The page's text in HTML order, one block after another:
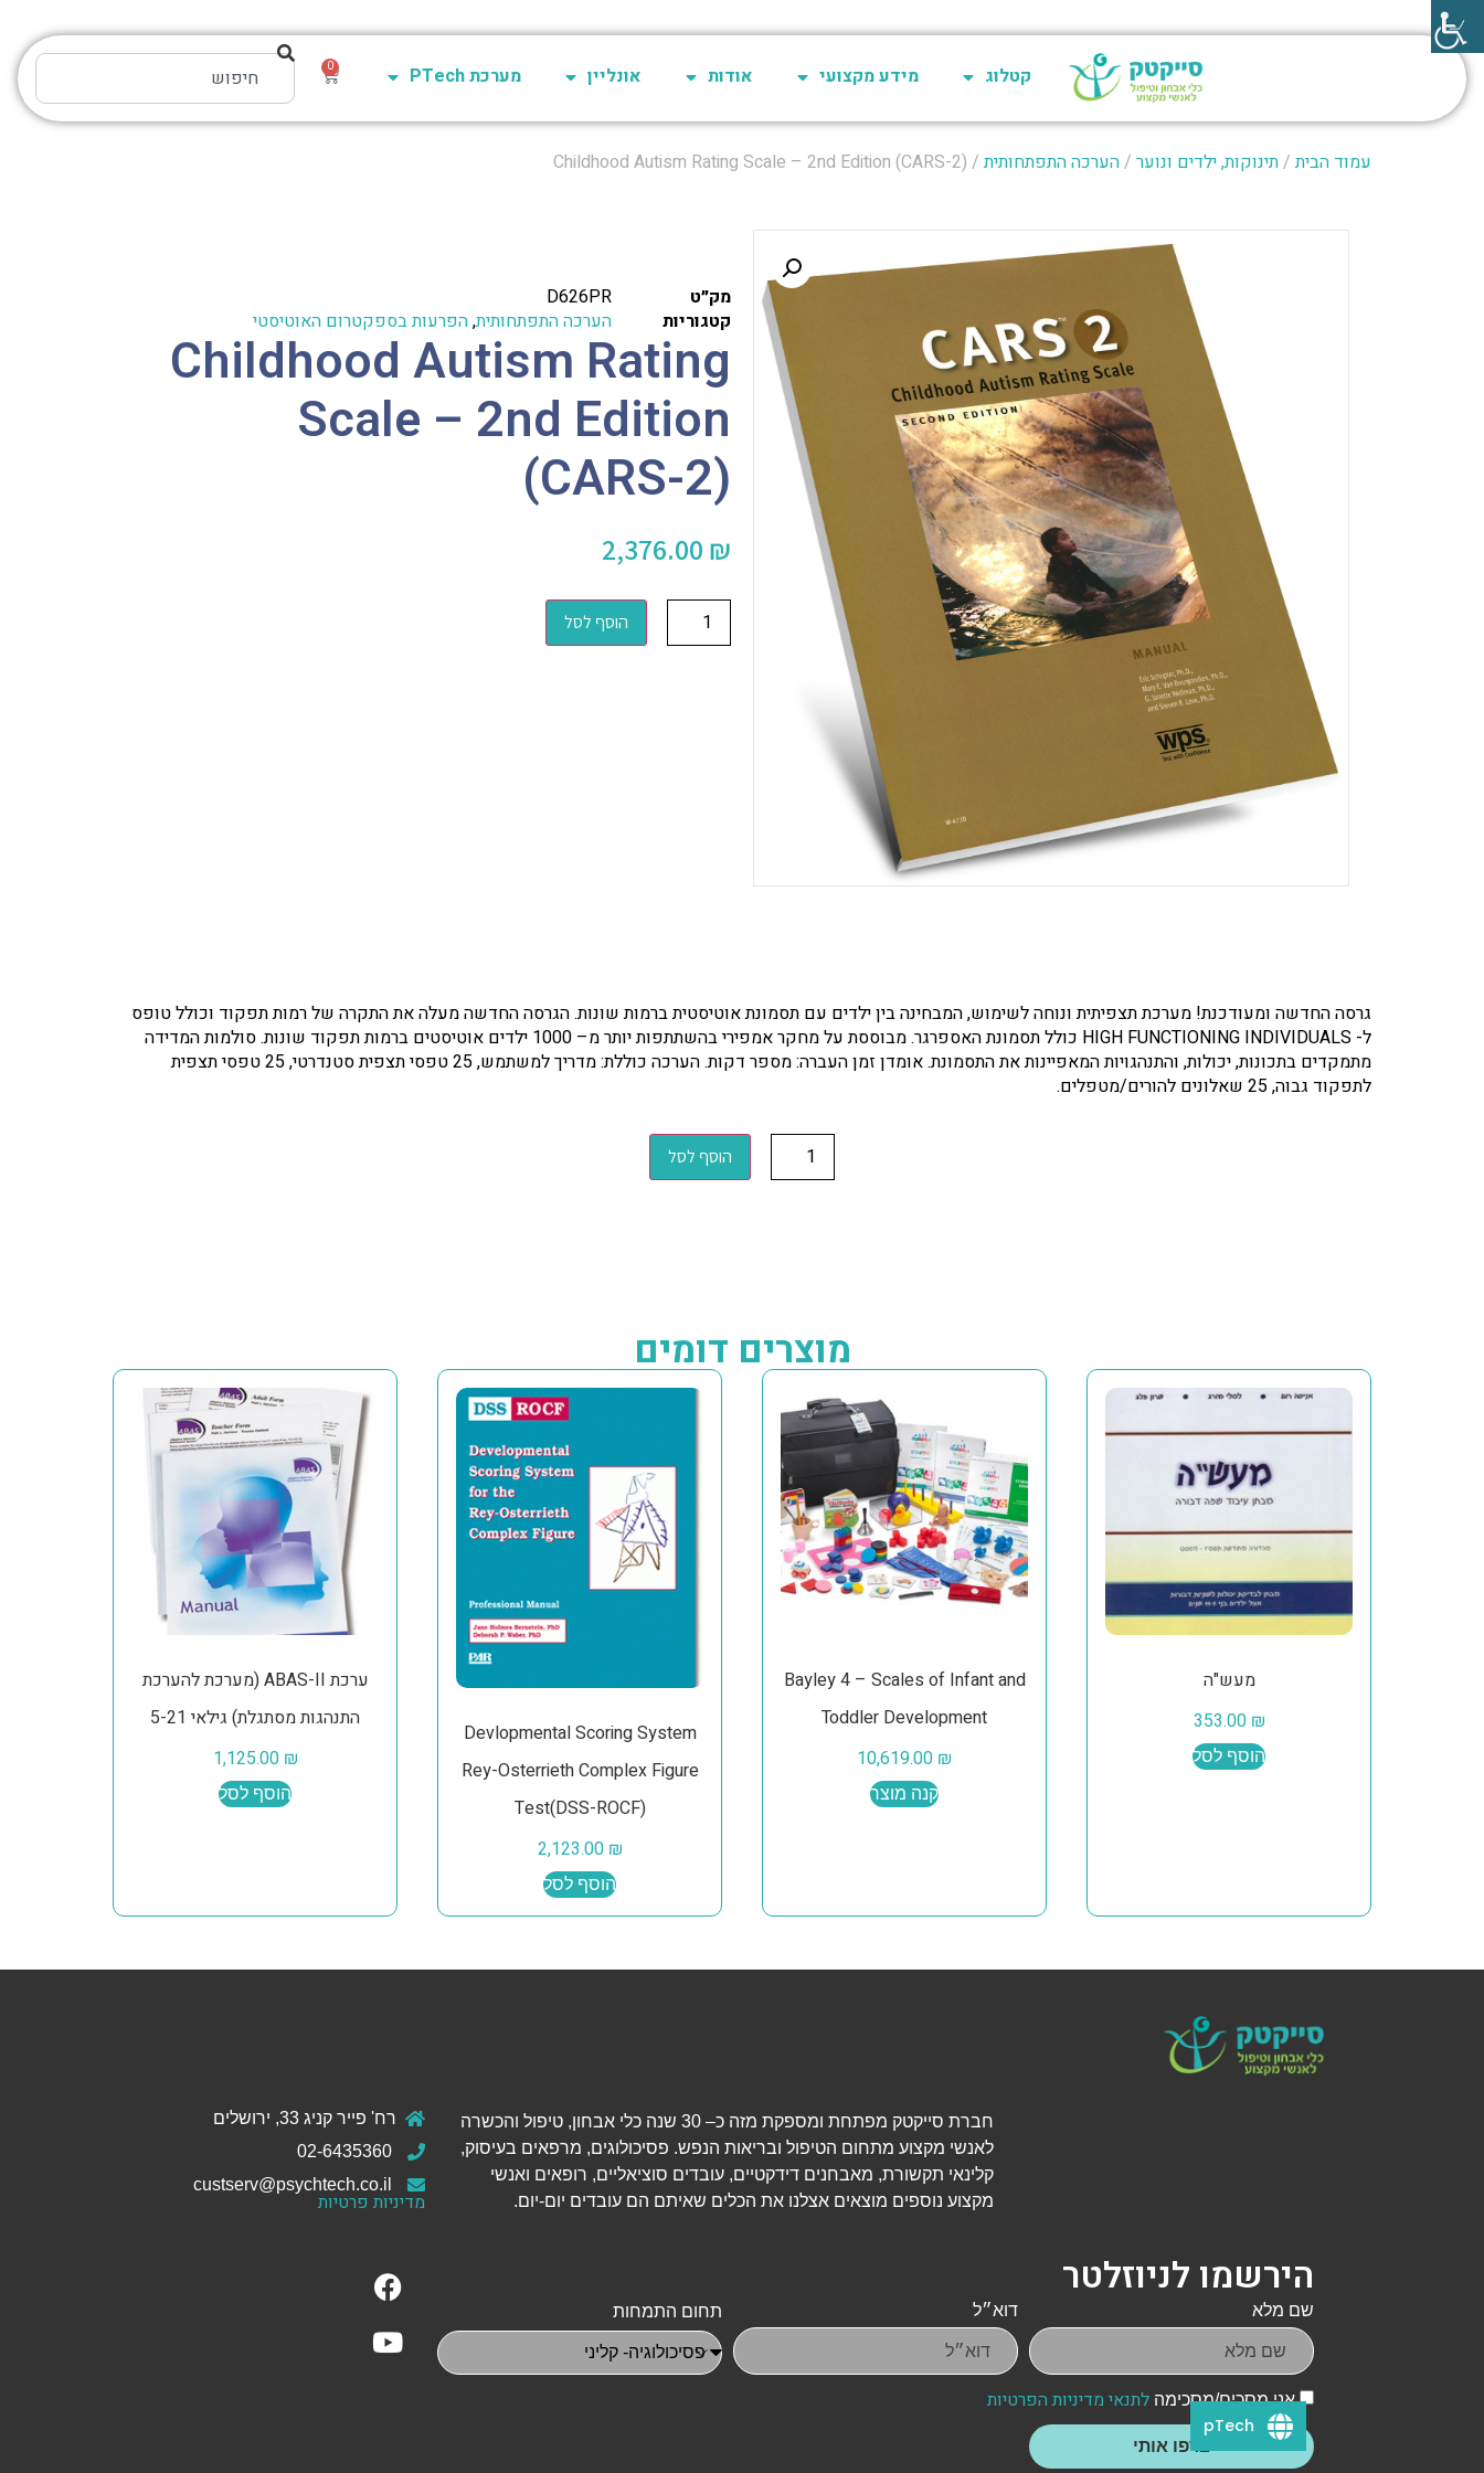
0 קטלוג מידע מקצועי אודות אונליין מערכת PTech
עמוד הבית/תינוקות, ילדים ונוער /הערכה התפתחותית/ Childhood Autism Rating Scale – 2nd Edition (CARS-2)
מק״ט
D626PR
קטגוריות
הערכה התפתחותית,הפרעות בספקטרום האוטיסטי
Childhood Autism Rating
Scale – 2nd Edition
(CARS-2)
2,376.00 ₪
הוסף לסל
גרסה החדשה ומעודכנת! מערכת תצפיתית ונוחה לשימוש, המבחינה בין ילדים עם תסמונת אוטיסטית ברמות שונות. הגרסה החדשה מעלה את התקרה של רמות תפקוד וכולל טופס
ל- HIGH FUNCTIONING INDIVIDUALS כולל תסמונת האספרגר. מבוססת על מחקר אמפירי בהשתתפות יותר מ– 1000 ילדים אוטיסטים ברמות תפקוד שונות. סולמות המדידה
מתמקדים בתכונות, יכולות, והתנהגויות המאפיינות את התסמונת. אומדן זמן העברה: מספר דקות. הערכה כוללת: מדריך למשתמש, 25 טפסי תצפית סטנדרטי, 25 טפסי תצפית
לתפקוד גבוה, 25 שאלונים להורים/מטפלים.
הוסף לסל
מוצרים דומים
מעש"ה
353.00 ₪
הוסף לסל
Bayley 4 – Scales of Infant and
Toddler Development
10,619.00 ₪
קנה מוצר
Devlopmental Scoring System
Rey-Osterrieth Complex Figure
Test(DSS-ROCF)
2,123.00 ₪
הוסף לסל
ערכת ABAS-II (מערכת להערכת
התנהגות מסתגלת) גילאי 5-21
1,125.00 ₪
הוסף לסל
רח' פייר קניג 33, ירושלים
מדיניות פרטיות
חברת סייקטק מפתחת ומספקת מזה כ– 30 שנה כלי אבחון, טיפול והכשרה
לאנשי מקצוע מתחום הטיפול ובריאות הנפש. פסיכולוגים, מרפאים בעיסוק,
קלינאי תקשורת, מאבחנים דידקטיים, עובדים סוציאליים, רופאים ואנשי
מקצוע נוספים מוצאים אצלנו את הכלים שאיתם הם עובדים יום-יום.
הירשמו לניוזלטר
שם מלא דוא״ל תחום התמחות
אני מסכים/מסכימה לתנאי מדיניות הפרטיות
צרפו אותי
pTech